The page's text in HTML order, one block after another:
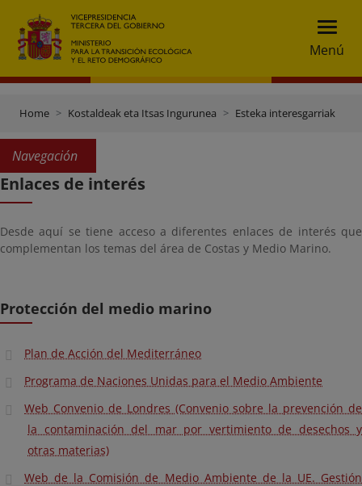
Menú
Home Kostaldeak eta Itsas Ingurunea Esteka interesgarriak
Navegación
Enlaces de interés
Desde aquí se tiene acceso a diferentes enlaces de interés que
complementan los temas del área de Costas y Medio Marino.
Protección del medio marino
Plan de Acción del Mediterráneo
Programa de Naciones Unidas para el Medio Ambiente
Web Convenio de Londres (Convenio sobre la prevención de
la contaminación del mar por vertimiento de desechos y
otras materias)
Web de la Comisión de Medio Ambiente de la UE. Gestión